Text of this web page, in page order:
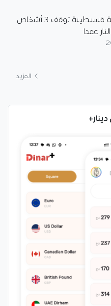
فيديو.. شرطة قسنطينة توقف 3 أشخاص
عمدا
المزيد